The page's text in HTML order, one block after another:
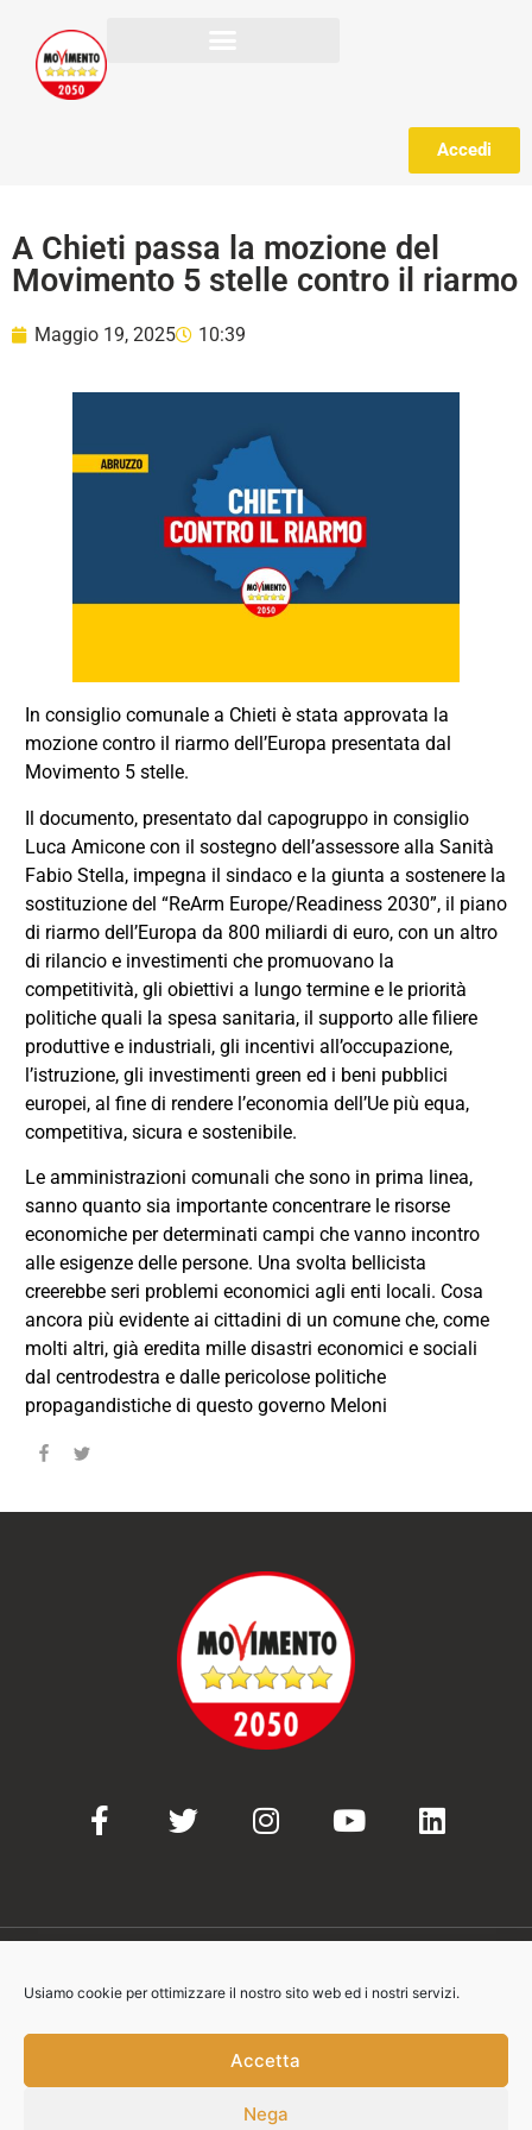
Usiamo cookie per ottimizzare il nostro sito web ed i nostri servizi.
Accetta
Nega
Accedi
A Chieti passa la mozione del
Movimento 5 stelle contro il riarmo
Maggio 19, 2025 10:39
In consiglio comunale a Chieti è stata approvata la
mozione contro il riarmo dell’Europa presentata dal
Movimento 5 stelle.
Il documento, presentato dal capogruppo in consiglio
Luca Amicone con il sostegno dell’assessore alla Sanità
Fabio Stella, impegna il sindaco e la giunta a sostenere la
sostituzione del “ReArm Europe/Readiness 2030”, il piano
di riarmo dell’Europa da 800 miliardi di euro, con un altro
di rilancio e investimenti che promuovano la
competitività, gli obiettivi a lungo termine e le priorità
politiche quali la spesa sanitaria, il supporto alle filiere
produttive e industriali, gli incentivi all’occupazione,
l’istruzione, gli investimenti green ed i beni pubblici
europei, al fine di rendere l’economia dell’Ue più equa,
competitiva, sicura e sostenibile.
Le amministrazioni comunali che sono in prima linea,
sanno quanto sia importante concentrare le risorse
economiche per determinati campi che vanno incontro
alle esigenze delle persone. Una svolta bellicista
creerebbe seri problemi economici agli enti locali. Cosa
ancora più evidente ai cittadini di un comune che, come
molti altri, già eredita mille disastri economici e sociali
dal centrodestra e dalle pericolose politiche
propagandistiche di questo governo Meloni
© 2021-2023 Movimento 5 Stelle
Contatti: